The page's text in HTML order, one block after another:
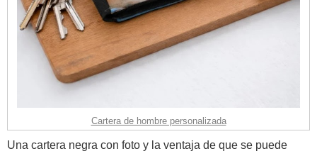
Cartera de hombre personalizada
Una cartera negra con foto y la ventaja de que se puede